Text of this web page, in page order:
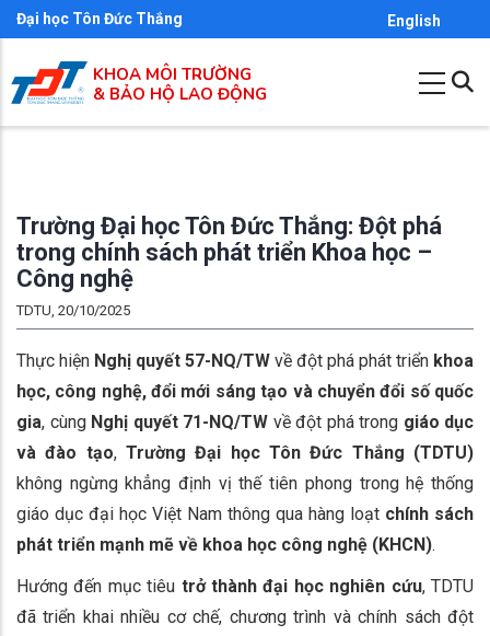
Nhảy
đến
nội
dung
Đại học Tôn Đức Thắng English
KHOA MÔI TRƯỜNG
& BẢO HỘ LAO ĐỘNG
Trường Đại học Tôn Đức Thắng: Đột phá
trong chính sách phát triển Khoa học –
Công nghệ
TDTU, 20/10/2025
Thực hiện Nghị quyết 57-NQ/TW về đột phá phát triển khoa
học, công nghệ, đổi mới sáng tạo và chuyển đổi số quốc
gia, cùng Nghị quyết 71-NQ/TW về đột phá trong giáo dục
và đào tạo,Trường Đại học Tôn Đức Thắng (TDTU)
không ngừng khẳng định vị thế tiên phong trong hệ thống
giáo dục đại học Việt Nam thông qua hàng loạt chính sách
phát triển mạnh mẽ về khoa học công nghệ (KHCN).
Hướng đến mục tiêu trở thành đại học nghiên cứu, TDTU
đã triển khai nhiều cơ chế, chương trình và chính sách đột